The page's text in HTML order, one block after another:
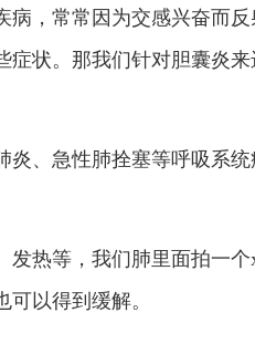
病，常常因为交感兴奋而反
症状。那我们针对胆囊炎来
炎、急性肺拴塞等呼吸系统
发热等，我们肺里面拍一个
以得到缓解。